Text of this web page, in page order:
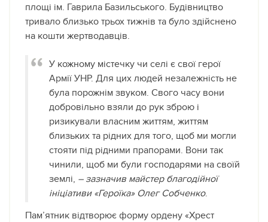
площі ім. Гаврила Базильського. Будівництво
тривало близько трьох тижнів та було здійснено
на кошти жертводавців.
У кожному містечку чи селі є свої герої
Армії УНР. Для цих людей незалежність не
була порожнім звуком. Свого часу вони
добровільно взяли до рук зброю і
ризикували власним життям, життям
близьких та рідних для того, щоб ми могли
стояти під рідними прапорами. Вони так
чинили, щоб ми були господарями на своїй
землі, – зазначив майстер благодійної
ініціативи «Героїка» Олег Собченко.
Пам’ятник відтворює форму ордену «Хрест